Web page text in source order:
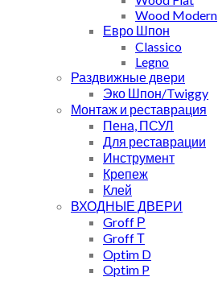
Wood Modern
Евро Шпон
Classico
Legno
Раздвижные двери
Эко Шпон/Twiggy
Монтаж и реставрация
Пена, ПСУЛ
Для реставрации
Инструмент
Крепеж
Клей
ВХОДНЫЕ ДВЕРИ
Groff Р
Groff Т
Optim D
Optim P